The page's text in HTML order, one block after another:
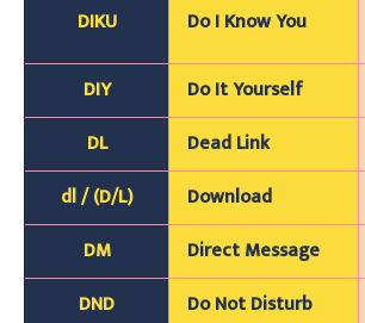
DIKU Do I Know You
DIY
Do It Yourself
DL
Dead Link
dl / (D/L)
Download
DM
Direct Message
DND
Do Not Disturb